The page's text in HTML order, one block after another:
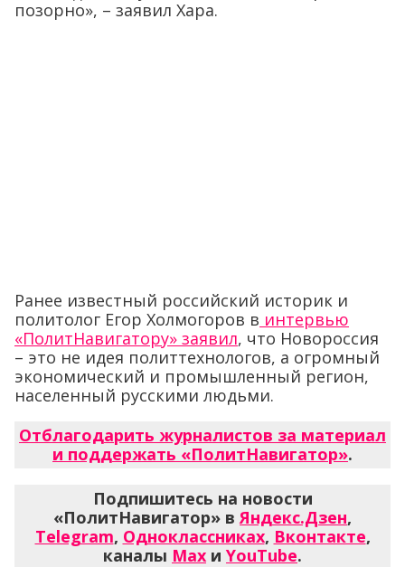
позорно», – заявил Хара.
Ранее известный российский историк и
политолог Егор Холмогоров в интервью
«ПолитНавигатору» заявил, что Новороссия
– это не идея политтехнологов, а огромный
экономический и промышленный регион,
населенный русскими людьми.
Отблагодарить журналистов за материал
и поддержать «ПолитНавигатор».
Подпишитесь на новости
«ПолитНавигатор» вЯндекс.Дзен,
Telegram, Одноклассниках, Вконтакте,
каналы Max и YouTube.